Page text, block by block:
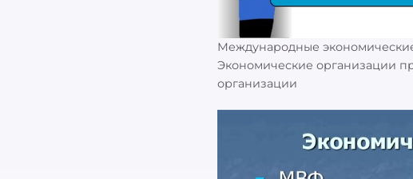
Международные
Экономические организации
организации